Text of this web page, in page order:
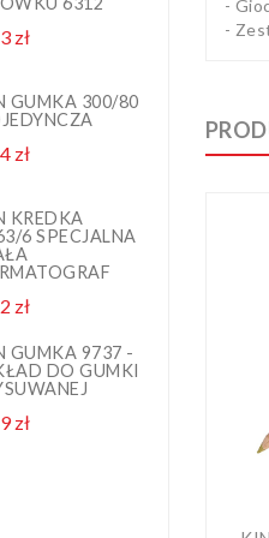
złCena
GUMKA 300/80
złCena
KREDKA
6 SPECJALNA
złCena
GUMKA 9737 -
DO GUMKI
złCena
-
-